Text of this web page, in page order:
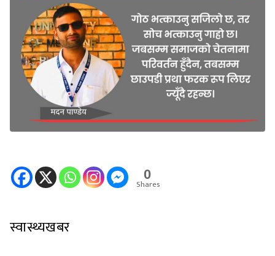
0
Shares
स्वास्थ्यखबर